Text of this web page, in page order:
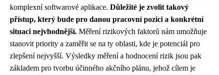
komplexní softwarové aplikace. Důležité je zvolit takový
přístup, který bude pro danou pracovní pozici a konkrétní
situaci nejvhodnější. Měření rizikových faktorů nám umožňuje
stanovit priority a zaměřit se na ty oblasti, kde je potenciál pro
zlepšení nejvyšší. Výsledky měření a hodnocení rizik jsou pak
základem pro tvorbu účinného akčního plánu, jehož cílem je